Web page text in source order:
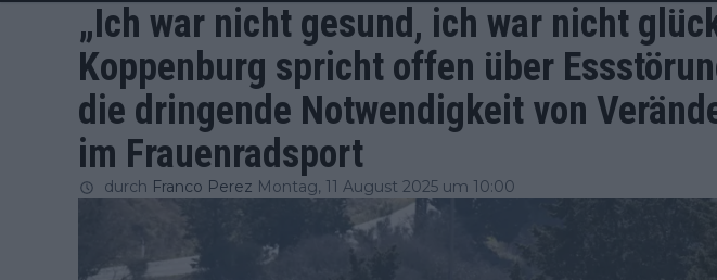
„Ich war nicht gesund, ich war nicht
Koppenburg spricht offen über
die dringende Notwendigkeit von
im Frauenradsport
durch Franco Perez Montag, 11 August 2025 um 10:00